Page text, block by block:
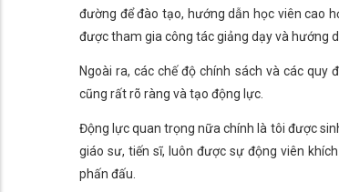
đường để đào tạo, hướng dẫn học viên cao
được tham gia công tác giảng dạy và hướng
Ngoài ra, các chế độ chính sách và các
cũng rất rõ ràng và tạo động lực.
Động lực quan trọng nữa chính là tôi được
giáo sư, tiến sĩ, luôn được sự động viên
phấn đấu.